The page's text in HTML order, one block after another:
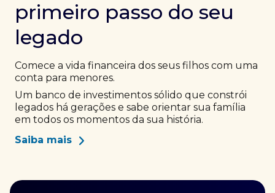
primeiro passo do seu
legado
Comece a vida financeira dos seus filhos com uma
conta para menores.
Um banco de investimentos sólido que constrói
legados há gerações e sabe orientar sua família
em todos os momentos da sua história.
Saiba mais